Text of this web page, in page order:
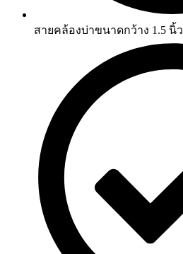
สายคล้องบ่าขนาดกว้าง 1.5 นิ้ว